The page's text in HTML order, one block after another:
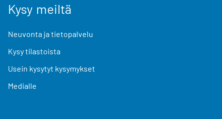
Kysy meiltä
Neuvonta ja tietopalvelu
Kysy tilastoista
Usein kysytyt kysymykset
Medialle